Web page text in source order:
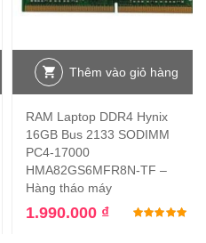
Thêm vào giỏ hàng
RAM Laptop DDR4 Hynix
16GB Bus 2133 SODIMM
PC4-17000
HMA82GS6MFR8N-TF –
Hàng tháo máy
1.990.000 ₫